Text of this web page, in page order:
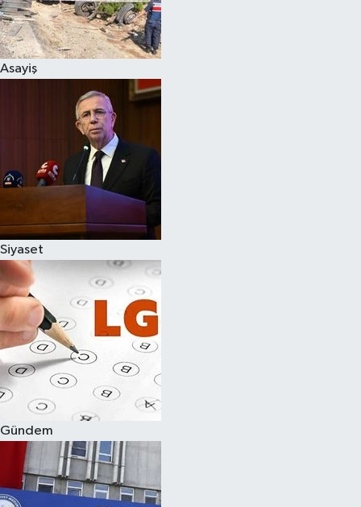
Asayiş
Siyaset
Gündem
Spor
Çocuk
Eğitim
Hava Durumu
Kadın
Kim kimdir?
Kültür Sanat
Sağlık
Siyaset
Teknoloji
Televizyon